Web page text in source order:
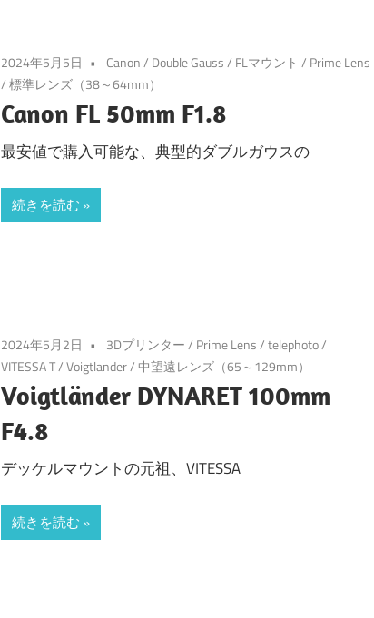
2024年5月5日 Canon/ Double Gauss/ FLマウント / Prime Lens
/標準レンズ（38～64mm）
Canon FL 50mm F1.8
最安値で購入可能な、典型的ダブルガウスの
続きを読む
2024年5月2日 3Dプリンター/ Prime Lens/telephoto/
VITESSA T/Voigtlander/中望遠レンズ（65～129mm）
Voigtländer DYNARET 100mm
F4.8
デッケルマウントの元祖、VITESSA
続きを読む